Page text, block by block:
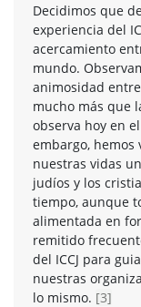
Decidimos que
experiencia del
acercamiento
mundo.
animosidad
mucho más que
observa hoy en
embargo,
nuestras vidas
judíos y los
tiempo, aunque
alimentada en
remitido
del ICCJ para
nuestras
lo mismo. [3]